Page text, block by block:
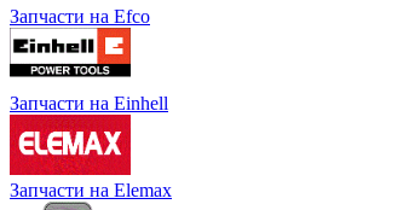
Запчасти на Efco
Запчасти на Einhell
Запчасти на Elemax